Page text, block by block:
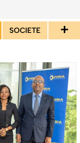
SOCIETE +